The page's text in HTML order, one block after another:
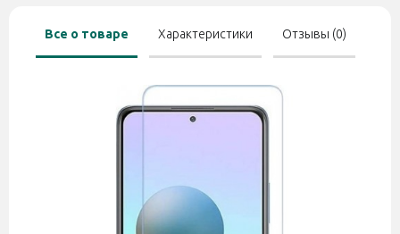
Все о товаре Характеристики Отзывы (0)